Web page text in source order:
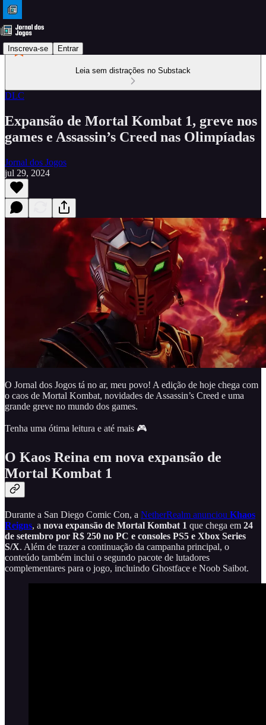
Inscreva-se Entrar
Leia sem distrações no Substack
DLC
Expansão de Mortal Kombat 1, greve nos
games e Assassin’s Creed nas Olimpíadas
Jornal dos Jogos
jul 29, 2024
O Jornal dos Jogos tá no ar, meu povo! A edição de hoje chega com
o caos de Mortal Kombat, novidades de Assassin’s Creed e uma
grande greve no mundo dos games.
Tenha uma ótima leitura e até mais 🎮
O Kaos Reina em nova expansão de
Mortal Kombat 1
Durante a San Diego Comic Con, a NetherRealm anunciou Khaos
Reigns, a nova expansão de Mortal Kombat 1 que chega em 24
de setembro por R$ 250 no PC e consoles PS5 e Xbox Series
S/X. Além de trazer a continuação da campanha principal, o
conteúdo também inclui o segundo pacote de lutadores
complementares para o jogo, incluindo Ghostface e Noob Saibot.